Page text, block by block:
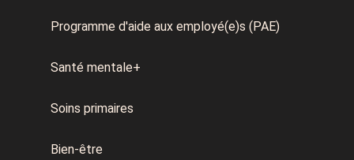
Programme d'aide aux employé(e)s (PAE)
Santé mentale+
Soins primaires
Bien-être